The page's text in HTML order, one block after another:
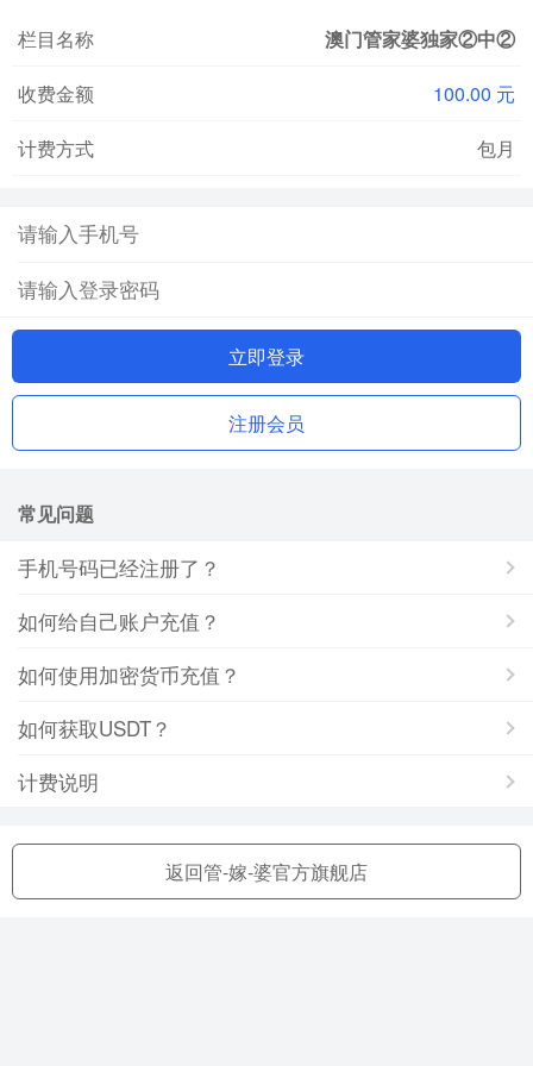
栏目名称
澳门管家婆独家②中②
收费金额
100.00 元
计费方式
包月
立即登录
注册会员
常见问题
手机号码已经注册了？
如何给自己账户充值？
如何使用加密货币充值？
如何获取USDT？
计费说明
返回管-嫁-婆官方旗舰店